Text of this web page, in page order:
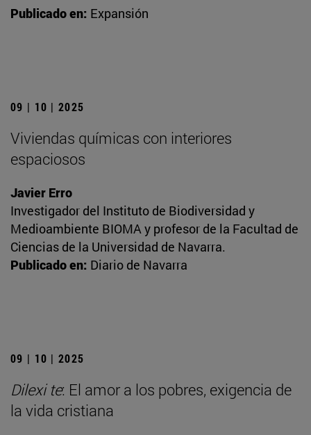
Publicado en: Expansión
09 | 10 | 2025
Viviendas químicas con interiores
espaciosos
Javier Erro
Investigador del Instituto de Biodiversidad y
Medioambiente BIOMA y profesor de la Facultad de
Ciencias de la Universidad de Navarra.
Publicado en: Diario de Navarra
09 | 10 | 2025
Dilexi te: El amor a los pobres, exigencia de
la vida cristiana